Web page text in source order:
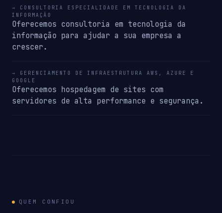
→ CONSULTORIA ESPECIALIDADE EM TECNOLOGIA DA
INFORMAÇÃO
Oferecemos consultoria em tecnologia da
informação para ajudar a sua empresa a
crescer.
→ GERENCIAMENTO DE INFRAESTRUTURA AWS, AZURE E
GOOGLE
Oferecemos hospedagem de sites com
servidores de alta performance e segurança.
QUEM CONFIOU